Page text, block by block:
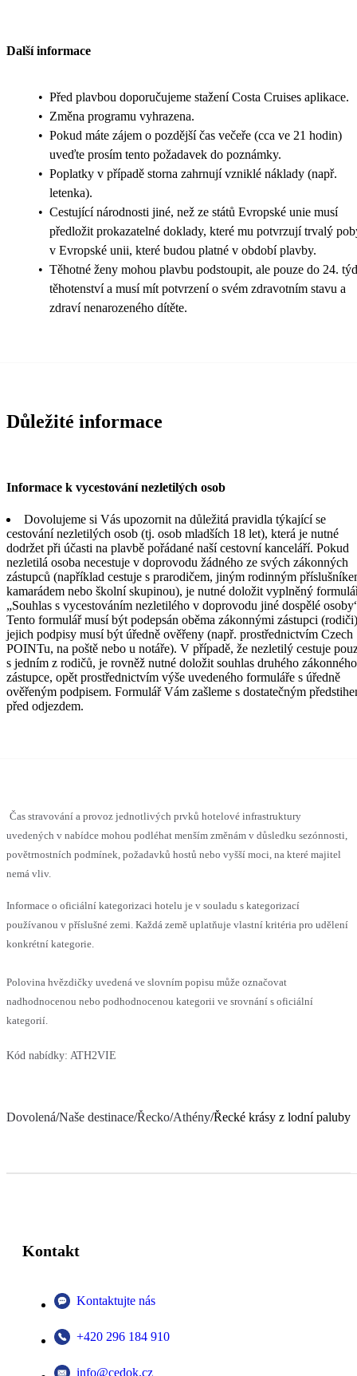
Další informace
• Před plavbou doporučujeme stažení Costa Cruises aplikace.
• Změna programu vyhrazena.
• Pokud máte zájem o pozdější čas večeře (cca ve 21 hodin)
uveďte prosím tento požadavek do poznámky.
• Poplatky v případě storna zahrnují vzniklé náklady (např.
letenka).
• Cestující národnosti jiné, než ze států Evropské unie musí
předložit prokazatelné doklady, které mu potvrzují trvalý
v Evropské unii, které budou platné v období plavby.
• Těhotné ženy mohou plavbu podstoupit, ale pouze do 24.
těhotenství a musí mít potvrzení o svém zdravotním stavu a
zdraví nenarozeného dítěte.
Důležité informace
Informace k vycestování nezletilých osob
Dovolujeme si Vás upozornit na důležitá pravidla týkající se
cestování nezletilých osob (tj. osob mladších 18 let), která je nutné
dodržet při účasti na plavbě pořádané naší cestovní kanceláří. Pokud
nezletilá osoba necestuje v doprovodu žádného ze svých zákonných
zástupců (například cestuje s prarodičem, jiným rodinným
kamarádem nebo školní skupinou), je nutné doložit vyplněný
„Souhlas s vycestováním nezletilého v doprovodu jiné dospělé
Tento formulář musí být podepsán oběma zákonnými zástupci
jejich podpisy musí být úředně ověřeny (např. prostřednictvím Czech
POINTu, na poště nebo u notáře). V případě, že nezletilý cestuje
s jedním z rodičů, je rovněž nutné doložit souhlas druhého zákonného
zástupce, opět prostřednictvím výše uvedeného formuláře s úředně
ověřeným podpisem. Formulář Vám zašleme s dostatečným
před odjezdem.
Čas stravování a provoz jednotlivých prvků hotelové infrastruktury
uvedených v nabídce mohou podléhat menším změnám v důsledku sezónnosti,
povětrnostních podmínek, požadavků hostů nebo vyšší moci, na které majitel
nemá vliv.
Informace o oficiální kategorizaci hotelu je v souladu s kategorizací
používanou v příslušné zemi. Každá země uplatňuje vlastní kritéria pro udělení
konkrétní kategorie.
Polovina hvězdičky uvedená ve slovním popisu může označovat
nadhodnocenou nebo podhodnocenou kategorii ve srovnání s oficiální
kategorií.
Kód nabídky: ATH2VIE
Dovolená/Naše destinace/Řecko/Athény/Řecké krásy z lodní paluby
Kontakt
Kontaktujte nás
+420 296 184 910
info@cedok.cz